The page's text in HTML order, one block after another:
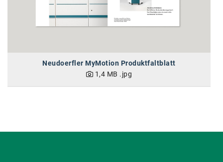
Neudoerfler MyMotion Produktfaltblatt
1,4 MB .jpg